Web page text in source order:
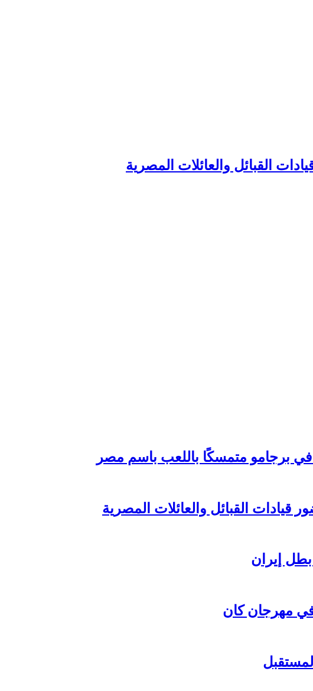
القبائل والعائلات المصرية
في برجامو متمسكًا باللعب باسم مصر
القبائل والعائلات المصرية
مهرجان كان